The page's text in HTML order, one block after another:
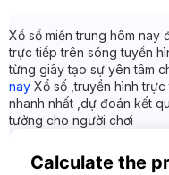
Xổ số miền trung hôm
trực tiếp trên sóng tuyền
từng giây tạo sự yên tâm
nay Xổ số ,truyền hình
nhanh nhất ,dự đoán kết
tưởng cho người chơi
Calculate the